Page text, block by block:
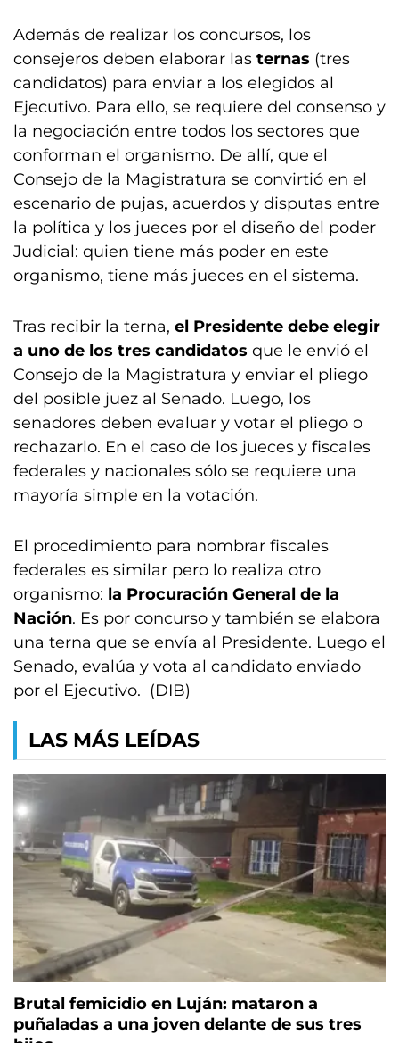
Además de realizar los concursos, los
consejeros deben elaborar las ternas (tres
candidatos) para enviar a los elegidos al
Ejecutivo. Para ello, se requiere del consenso y
la negociación entre todos los sectores que
conforman el organismo. De allí, que el
Consejo de la Magistratura se convirtió en el
escenario de pujas, acuerdos y disputas entre
la política y los jueces por el diseño del poder
Judicial: quien tiene más poder en este
organismo, tiene más jueces en el sistema.
Tras recibir la terna, el Presidente debe elegir
a uno de los tres candidatos que le envió el
Consejo de la Magistratura y enviar el pliego
del posible juez al Senado. Luego, los
senadores deben evaluar y votar el pliego o
rechazarlo. En el caso de los jueces y fiscales
federales y nacionales sólo se requiere una
mayoría simple en la votación.
El procedimiento para nombrar fiscales
federales es similar pero lo realiza otro
organismo: la Procuración General de la
Nación. Es por concurso y también se elabora
una terna que se envía al Presidente. Luego el
Senado, evalúa y vota al candidato enviado
por el Ejecutivo. (DIB)
LAS MÁS LEÍDAS
Brutal femicidio en Luján: mataron a
puñaladas a una joven delante de sus tres